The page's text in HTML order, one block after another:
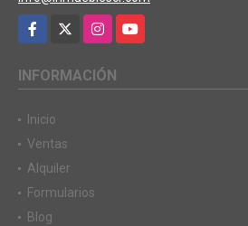
Facebook
InstagramYouTube
INFORMACIÓN
Inicio
Ventas
Alquiler
Formularios
Blog